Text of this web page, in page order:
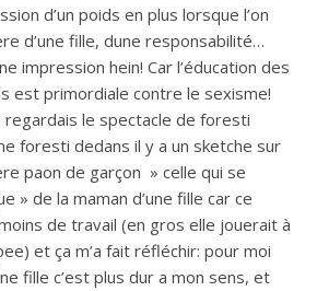
d’un poids en plus lorsque l’on
d’une fille, dune responsabilité…
impression hein! Car l’éducation des
est primordiale contre le sexisme!
regardais le spectacle de foresti
foresti dedans il y a un sketche sur
paon de garçon » celle qui se
» de la maman d’une fille car ce
de travail (en gros elle jouerait à
et ça m’a fait réfléchir: pour moi
fille c’est plus dur a mon sens, et